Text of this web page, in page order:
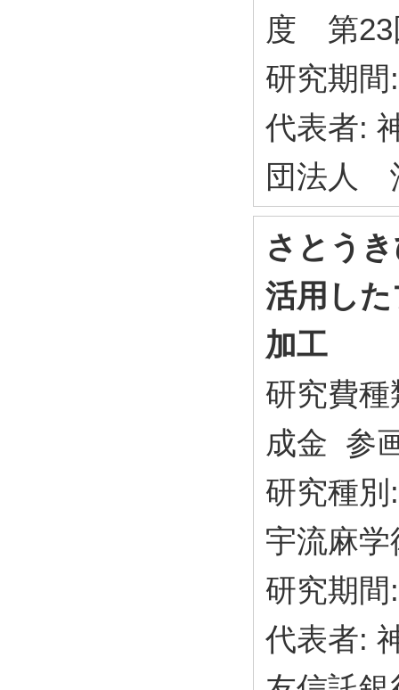
度 第23
研究期
代表者:
団法人
さとう
活用し
加工
研究費
成金 参
研究種
宇流麻
研究期
代表者: